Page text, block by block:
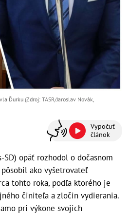
Ďurku (Zdroj: TASR/Jaroslav Novák,
Vypočuť
článok
SD) opäť rozhodol o dočasnom
ako vyšetrovateľ
tohto roka, podľa ktorého je
činiteľa a zločin vydierania.
pri výkone svojich